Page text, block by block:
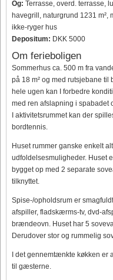
Og: Terrasse, overd. terrasse,
havegrill, naturgrund 1231 m²,
ikke-ryger hus
Depositum: DKK 5000
Om ferieboligen
Sommerhus ca. 500 m fra
på 18 m² og med rutsjebane
hele ugen kan I forbedre
med ren afslapning i spabadet
I aktivitetsrummet kan der
bordtennis.
Huset rummer ganske enkelt
udfoldelsesmuligheder. Huset
bygget op med 2 separate
tilknyttet.
Spise-/opholdsrum er
afspiller, fladskærms-tv, dvd-
brændeovn. Huset har 5
Derudover stor og rummelig
I det gennemtænkte køkken er
til gæsterne.